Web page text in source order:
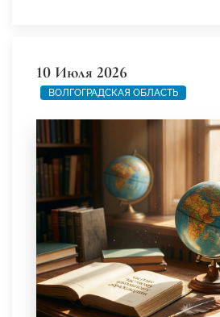
10 Июля 2026
ВОЛГОГРАДСКАЯ ОБЛАСТЬ